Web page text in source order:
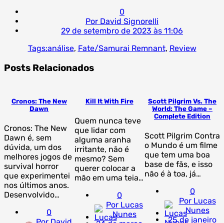
0
Por David Signorelli
29 de setembro de 2023 às 11:06
Tags:análise, Fate/Samurai Remnant, Review
Posts Relacionados
Cronos: The New
Dawn
Cronos: The New
Dawn é, sem
dúvida, um dos
melhores jogos de
survival horror
que experimentei
nos últimos anos.
Desenvolvido…
0
Kill It With Fire
Quem nunca teve
que lidar com
alguma aranha
irritante, não é
mesmo? Sem
querer colocar a
mão em uma teia…
0
Por Lucas
Nunes
Scott Pilgrim Vs. The
World: The Game –
Complete Edition
Scott Pilgrim Contra
o Mundo é um filme
que tem uma boa
base de fãs, e isso
não é à toa, já…
0
Por Lucas
Nunes
25 de janeiro